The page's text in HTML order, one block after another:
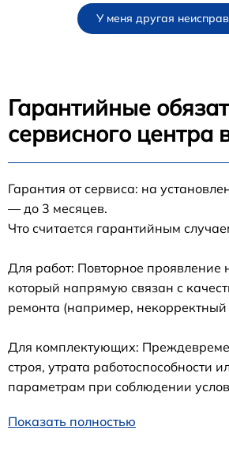
У меня другая
Гарантийные
сервисного центра
Гарантия от сервиса: на
— до 3 месяцев.
Что считается гарантийным
Для работ: Повторное проявление
который напрямую связан с
ремонта (например,
Для комплектующих:
строя, утрата работоспособности
параметрам при соблюдении
Показать полностью